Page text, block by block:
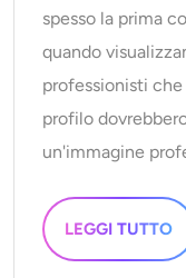
spesso la prima
quando
professionisti
profilo
un'immagine
LEGGI TUTTO